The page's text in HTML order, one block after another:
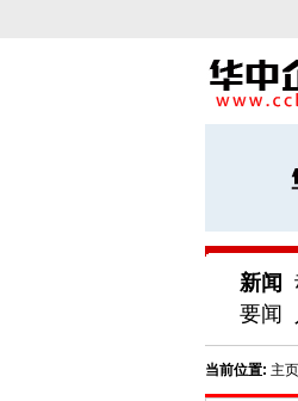
新闻
要闻
当前位置: 主页